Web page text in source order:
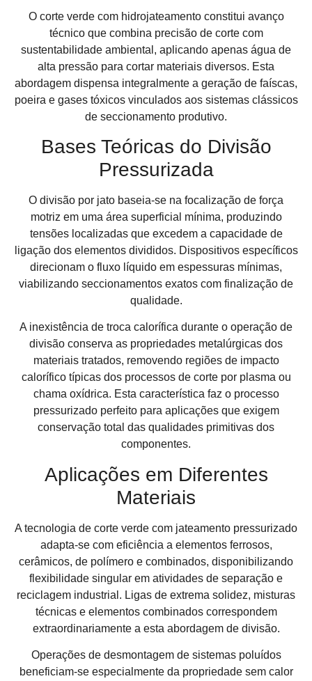
O corte verde com hidrojateamento constitui avanço
técnico que combina precisão de corte com
sustentabilidade ambiental, aplicando apenas água de
alta pressão para cortar materiais diversos. Esta
abordagem dispensa integralmente a geração de faíscas,
poeira e gases tóxicos vinculados aos sistemas clássicos
de seccionamento produtivo.
Bases Teóricas do Divisão
Pressurizada
O divisão por jato baseia-se na focalização de força
motriz em uma área superficial mínima, produzindo
tensões localizadas que excedem a capacidade de
ligação dos elementos divididos. Dispositivos específicos
direcionam o fluxo líquido em espessuras mínimas,
viabilizando seccionamentos exatos com finalização de
qualidade.
A inexistência de troca calorífica durante o operação de
divisão conserva as propriedades metalúrgicas dos
materiais tratados, removendo regiões de impacto
calorífico típicas dos processos de corte por plasma ou
chama oxídrica. Esta característica faz o processo
pressurizado perfeito para aplicações que exigem
conservação total das qualidades primitivas dos
componentes.
Aplicações em Diferentes
Materiais
A tecnologia de corte verde com jateamento pressurizado
adapta-se com eficiência a elementos ferrosos,
cerâmicos, de polímero e combinados, disponibilizando
flexibilidade singular em atividades de separação e
reciclagem industrial. Ligas de extrema solidez, misturas
técnicas e elementos combinados correspondem
extraordinariamente a esta abordagem de divisão.
Operações de desmontagem de sistemas poluídos
beneficiam-se especialmente da propriedade sem calor